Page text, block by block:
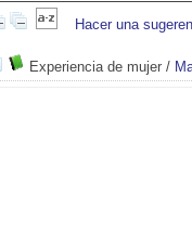
Hacer una
Experiencia de mujer /